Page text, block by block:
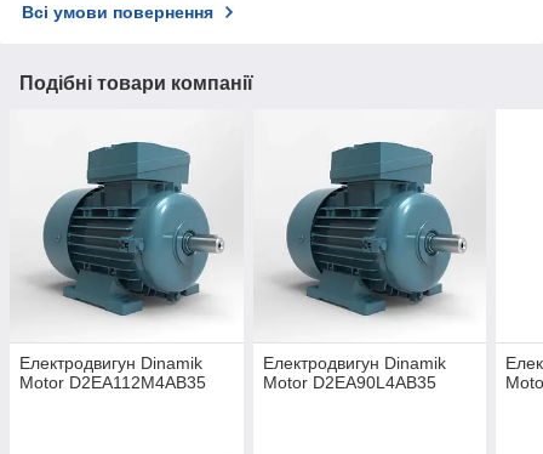
Всі умови повернення
Подібні товари компанії
Електродвигун Dinamik
Motor D2EA112M4AB35
Електродвигун Dinamik
Motor D2EA90L4AB35